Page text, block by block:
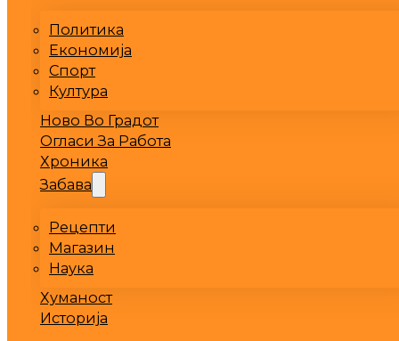
Политика
Економија
Спорт
Култура
Ново Во Градот
Огласи За Работа
Хроника
Забава
Рецепти
Магазин
Наука
Хуманост
Историја